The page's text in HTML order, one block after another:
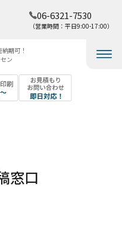
期可！​
ン
06-6321-7530
（営業時間：平日9:00-17:00）
窓口